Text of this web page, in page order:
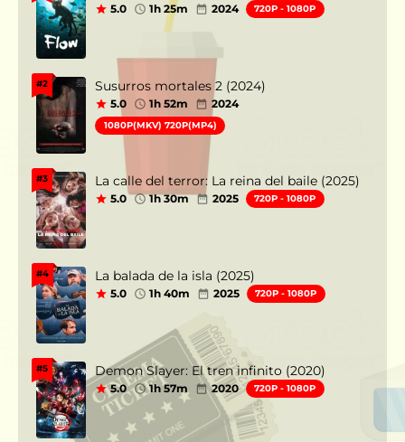
5.0 1h 25m 2024 720P - 1080P
#2 Susurros mortales 2 (2024)
5.0 1h 52m 2024
1080P(MKV) 720P(MP4)
#3 La calle del terror: La reina del baile (2025)
5.0 1h 30m 2025 720P - 1080P
#4 La balada de la isla (2025)
5.0 1h 40m 2025 720P - 1080P
#5 Demon Slayer: El tren infinito (2020)
5.0 1h 57m 2020 720P - 1080P